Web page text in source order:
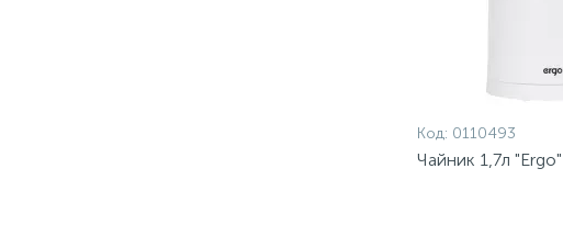
Код: 0110493
Чайник 1,7л "Ergo"